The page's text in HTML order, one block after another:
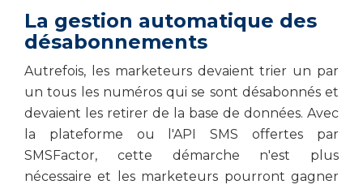
La gestion automatique des
désabonnements
Autrefois, les marketeurs devaient trier un par
un tous les numéros qui se sont désabonnés et
devaient les retirer de la base de données. Avec
la plateforme ou l'API SMS offertes par
SMSFactor, cette démarche n'est plus
nécessaire et les marketeurs pourront gagner